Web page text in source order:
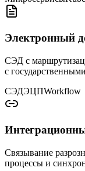
Электронный
СЭД с
с
СЭДЭЦПWorkflow
Связывание
процессы и